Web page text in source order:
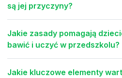
są jej przyczyny?
Jakie zasady pomagają
bawić i uczyć w przedszkolu?
Jakie kluczowe elementy